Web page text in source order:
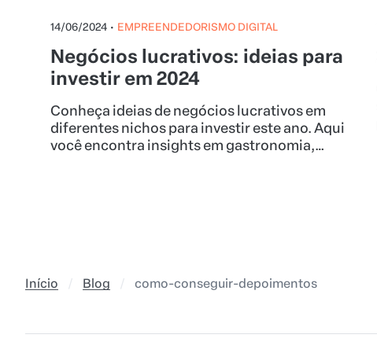
14/06/2024 • EMPREENDEDORISMO DIGITAL
Negócios lucrativos: ideias para
investir em 2024
Conheça ideias de negócios lucrativos em
diferentes nichos para investir este ano. Aqui
você encontra insights em gastronomia,
Início Blog como-conseguir-depoimentos